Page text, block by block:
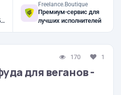
Freelance.Boutique
Премиум-сервис для
лучших исполнителей
170 1
для веганов -